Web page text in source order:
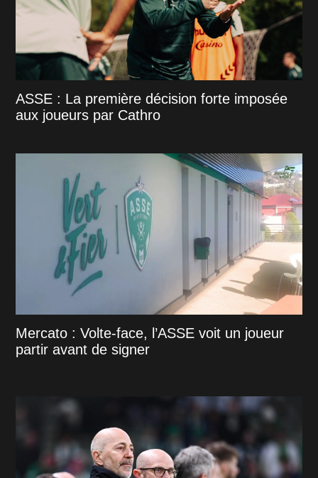
ASSE : La première décision forte imposée
aux joueurs par Cathro
Mercato : Volte-face, l’ASSE voit un joueur
partir avant de signer